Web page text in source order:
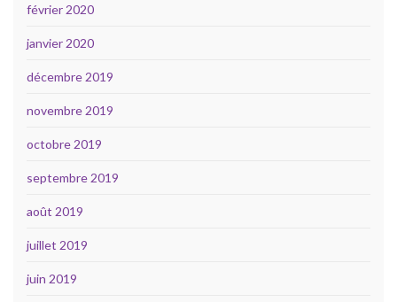
février 2020
janvier 2020
décembre 2019
novembre 2019
octobre 2019
septembre 2019
août 2019
juillet 2019
juin 2019